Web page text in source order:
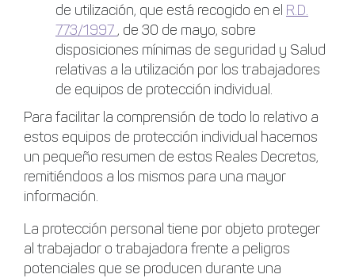
de utilización, que está recogido en el R.D.
773/1997 , de 30 de mayo, sobre
disposiciones mínimas de seguridad y Salud
relativas a la utilización por los trabajadores
de equipos de protección individual.
Para facilitar la comprensión de todo lo relativo a
estos equipos de protección individual hacemos
un pequeño resumen de estos Reales Decretos,
remitiéndoos a los mismos para una mayor
información.
La protección personal tiene por objeto proteger
al trabajador o trabajadora frente a peligros
potenciales que se producen durante una